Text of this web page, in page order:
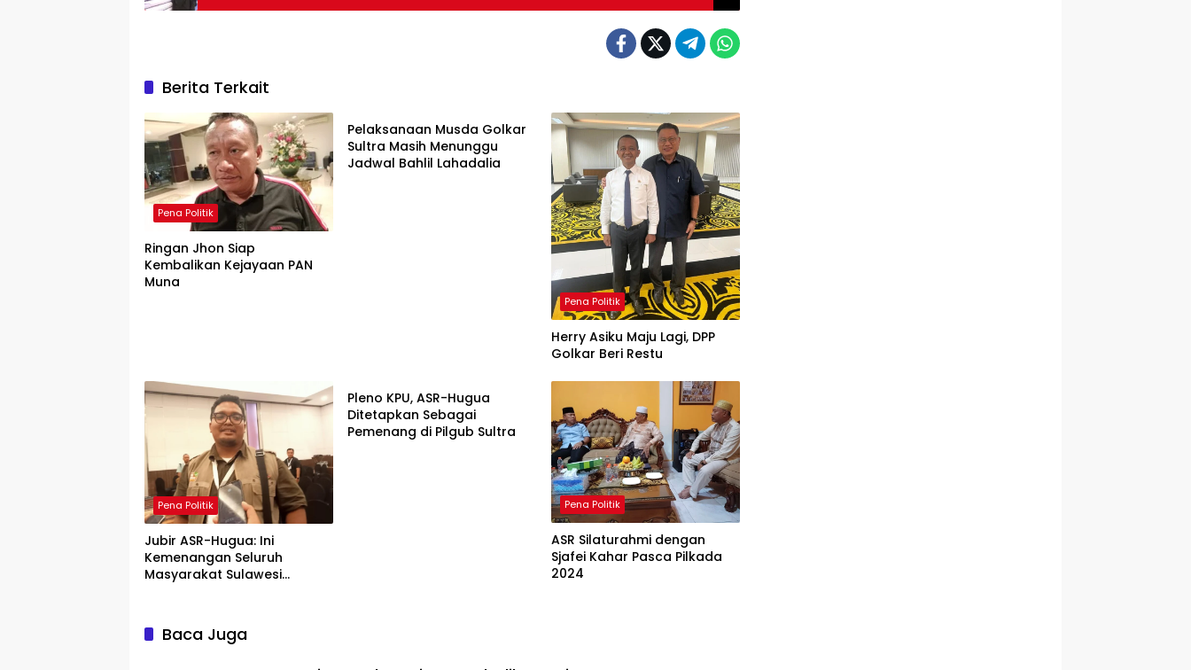
Berita Terkait
Pena Politik
Ringan Jhon Siap
Kembalikan Kejayaan PAN
Muna
Pelaksanaan Musda Golkar
Sultra Masih Menunggu
Jadwal Bahlil Lahadalia
Pena Politik
Herry Asiku Maju Lagi, DPP
Golkar Beri Restu
Pena Politik
Jubir ASR-Hugua: Ini
Kemenangan Seluruh
Masyarakat Sulawesi
Pleno KPU, ASR-Hugua
Ditetapkan Sebagai
Pemenang di Pilgub Sultra
Pena Politik
ASR Silaturahmi dengan
Sjafei Kahar Pasca Pilkada
2024
Baca Juga